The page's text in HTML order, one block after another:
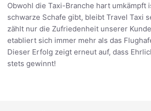
Obwohl die Taxi-Branche hart umkämpft
schwarze Schafe gibt, bleibt Travel Taxi
zählt nur die Zufriedenheit unserer
etabliert sich immer mehr als das
Dieser Erfolg zeigt erneut auf, dass
stets gewinnt!